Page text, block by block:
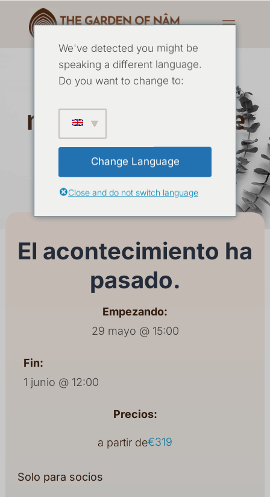
La esencia de la
meditación Mayo de
2026
29 MAYO-01 JUNIO 2026
El acontecimiento ha
pasado.
Empezando:
29 mayo @ 15:00
Fin:
1 junio @ 12:00
Precios:
a partir de€319
Solo para socios
We've detected you might be
speaking a different language.
Do you want to change to:
Change Language
Close and do not switch language